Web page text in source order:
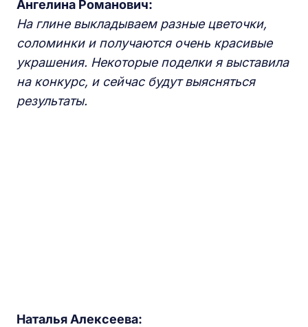
Ангелина Романович:
На глине выкладываем разные цветочки,
соломинки и получаются очень красивые
украшения. Некоторые поделки я выставила
на конкурс, и сейчас будут выясняться
результаты.
Наталья Алексеева: